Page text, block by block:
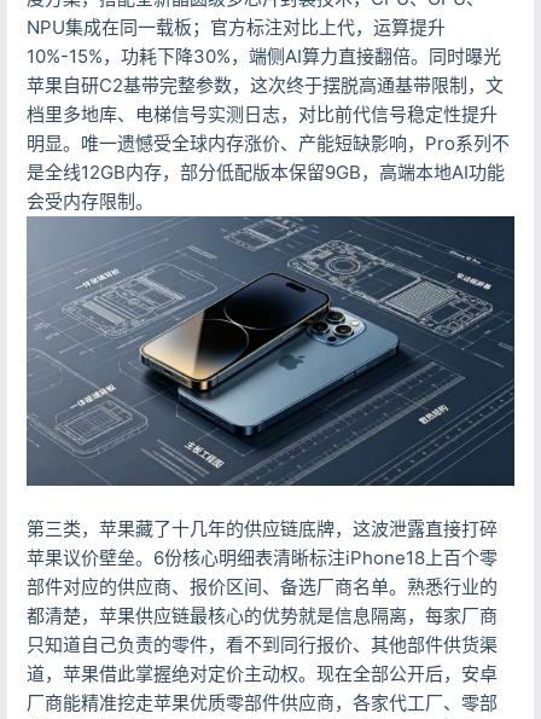
NPU集成在同一载板；官方标注对比上代，运算提升
10%-15%，功耗下降30%，端侧AI算力直接翻倍。同时曝光
苹果自研C2基带完整参数，这次终于摆脱高通基带限制，文
档里多地库、电梯信号实测日志，对比前代信号稳定性提升
明显。唯一遗憾受全球内存涨价、产能短缺影响，Pro系列不
是全线12GB内存，部分低配版本保留9GB，高端本地AI功能
会受内存限制。
第三类，苹果藏了十几年的供应链底牌，这波泄露直接打碎
苹果议价壁垒。6份核心明细表清晰标注iPhone18上百个零
部件对应的供应商、报价区间、备选厂商名单。熟悉行业的
都清楚，苹果供应链最核心的优势就是信息隔离，每家厂商
只知道自己负责的零件，看不到同行报价、其他部件供货渠
道，苹果借此掌握绝对定价主动权。现在全部公开后，安卓
厂商能精准挖走苹果优质零部件供应商，各家代工厂、零部